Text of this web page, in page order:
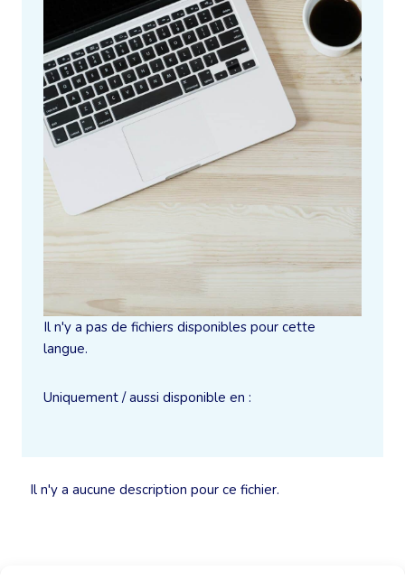
Il n'y a aucune description pour ce fichier.
Il n'y a pas de fichiers disponibles pour cette
langue.
Uniquement / aussi disponible en :